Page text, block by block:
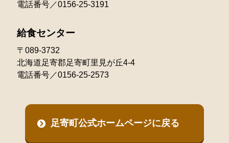
電話番号／0156-25-3191
給食センター
〒089-3732
北海道足寄郡足寄町里見が丘4-4
電話番号／0156-25-2573
足寄町公式ホームページに戻る